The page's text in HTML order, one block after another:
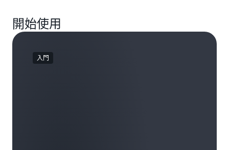
執行的 ml.Inf1 執行個體，以推導工作負載，
並自動繼續支付 Savings Plans 的價格。
性。
Plans 可讓您更輕鬆地最大程度實現節省，同時靈
活地根據應用程式需求或新創新變更基礎技術組
格的機器學習 (ML) 執行個體用量，而無需手動修
改。
用於 EC2 的 Savings Plans 的差異在於他們所包含
的服務。SageMaker Savings Plans 僅適用於
開始使用
入門